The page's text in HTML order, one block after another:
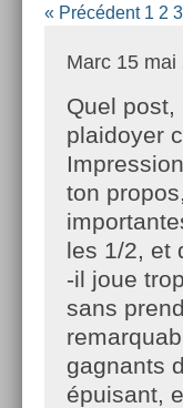
« Précédent 1 2 3
Marc 15 mai
Quel post,
plaidoyer
ton
les 1/2, et
-il joue
sans
gagnants
épuisant,